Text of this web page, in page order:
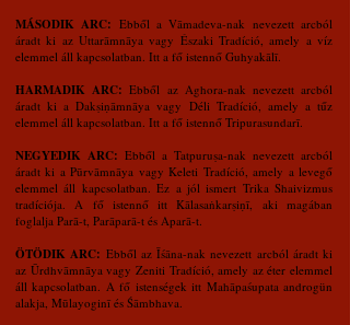
MÁSODIK ARC: Ebből a Vāmadeva-nak nevezett arcból
áradt ki az Uttarāmnāya vagy Északi Tradíció, amely a víz
elemmel áll kapcsolatban. Itt a fő istennő Guhyakālī.
HARMADIK ARC:Ebből az Aghora-nak nevezett arcból
áradt ki a Dakṣiṇāmnāya vagy Déli Tradíció, amely a tűz
elemmel áll kapcsolatban. Itt a fő istennő Tripurasundarī.
NEGYEDIK ARC: Ebből a Tatpuruṣa-nak nevezett arcból
áradt ki a Pūrvāmnāya vagy Keleti Tradíció, amely a levegő
elemmel áll kapcsolatban. Ez a jól ismert Trika Shaivizmus
tradíciója. A fő istennő itt Kālasaṅkarṣiṇī, aki magában
foglalja Parā-t, Parāparā-t és Aparā-t.
ÖTÖDIK ARC: Ebből az Īśāna-nak nevezett arcból áradt ki
az Ūrdhvāmnāya vagy Zeniti Tradíció, amely az éter elemmel
áll kapcsolatban. A fő istenségek itt Mahāpaśupata androgün
alakja, Mūlayoginī és Śāmbhava.